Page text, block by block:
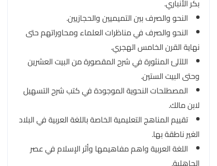
بكر الأنباري.
النحو والصرف بين التميميين والحجازيين.
النحو والصرف في مناظرات العلماء ومحاوراتهم حتى
نهاية القرن الخامس الهجري.
اللآلئ المنثورة في شرح المقصورة من البيت العشرين
وحتى البيت الستين.
المصطلحات النحوية الموجودة في كتب شرح التسهيل
لابن مالك.
تقييم المناهج التعليمية الخاصة باللغة العربية في البلاد
الغير ناطقة بها.
اللغة العربية واهم مفاهيمها وأثر الإسلام في عصر
الجاهلية.